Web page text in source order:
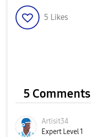
5 Likes
5 Comments
Artisit34
Expert Level 1